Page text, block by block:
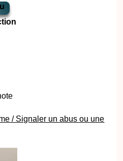
/ Signaler un abus ou une